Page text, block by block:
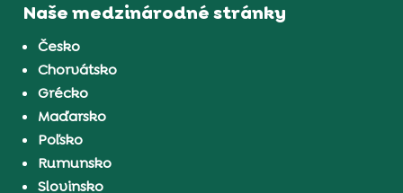
Naše medzinárodné stránky
Česko
Chorvátsko
Grécko
Maďarsko
Poľsko
Rumunsko
Slovinsko